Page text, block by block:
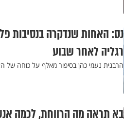
נס: האחות שנדקרה בנסיבות
רגליה לאחר שבוע
הרבנית נעמי כהן בסיפור מאלף על כוחה
בא תראה מה הרווחת, לכמה